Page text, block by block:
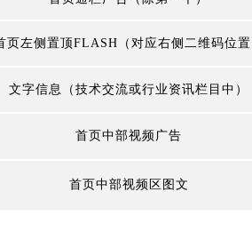
页左侧置顶FLASH（对应右侧二维码位置
文字信息（技术交流或行业资讯栏目中）
首页中部视频广告
首页中部视频区图文